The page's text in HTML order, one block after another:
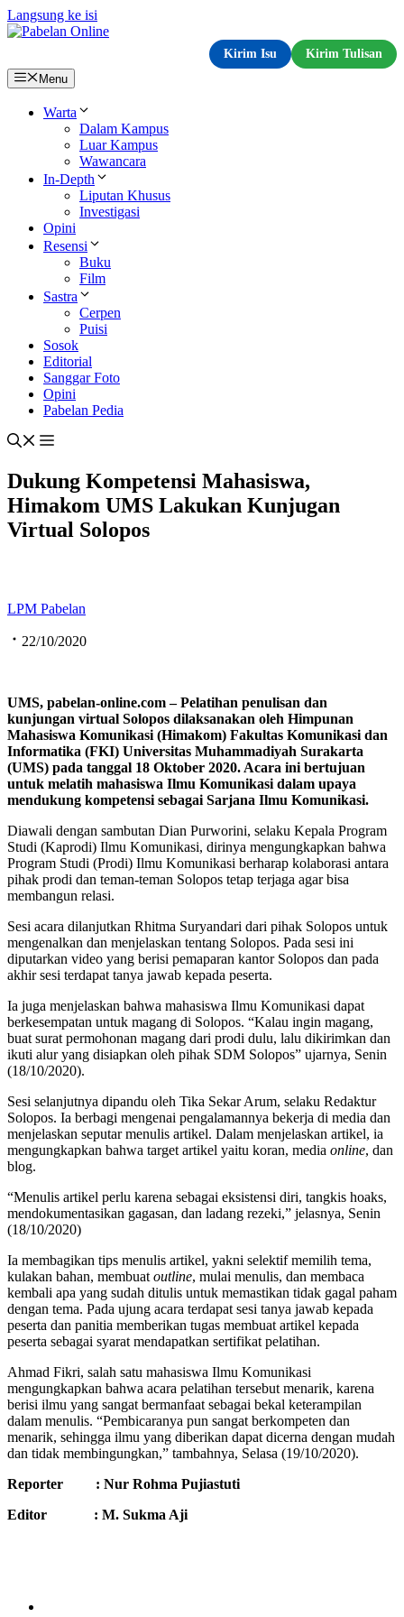
Langsung ke isi
Kirim Isu
Kirim Tulisan
Menu
Warta
Dalam Kampus
Luar Kampus
Wawancara
In-Depth
Liputan Khusus
Investigasi
Opini
Resensi
Buku
Film
Sastra
Cerpen
Puisi
Sosok
Editorial
Sanggar Foto
Opini
Pabelan Pedia
Dukung Kompetensi Mahasiswa,
Himakom UMS Lakukan Kunjugan
Virtual Solopos
LPM Pabelan
22/10/2020
UMS, pabelan-online.com – Pelatihan penulisan dan
kunjungan virtual Solopos dilaksanakan oleh Himpunan
Mahasiswa Komunikasi (Himakom) Fakultas Komunikasi dan
Informatika (FKI) Universitas Muhammadiyah Surakarta
(UMS) pada tanggal 18 Oktober 2020. Acara ini bertujuan
untuk melatih mahasiswa Ilmu Komunikasi dalam upaya
mendukung kompetensi sebagai Sarjana Ilmu Komunikasi.
Diawali dengan sambutan Dian Purworini, selaku Kepala Program
Studi (Kaprodi) Ilmu Komunikasi, dirinya mengungkapkan bahwa
Program Studi (Prodi) Ilmu Komunikasi berharap kolaborasi antara
pihak prodi dan teman-teman Solopos tetap terjaga agar bisa
membangun relasi.
Sesi acara dilanjutkan Rhitma Suryandari dari pihak Solopos untuk
mengenalkan dan menjelaskan tentang Solopos. Pada sesi ini
diputarkan video yang berisi pemaparan kantor Solopos dan pada
akhir sesi terdapat tanya jawab kepada peserta.
Ia juga menjelaskan bahwa mahasiswa Ilmu Komunikasi dapat
berkesempatan untuk magang di Solopos. “Kalau ingin magang,
buat surat permohonan magang dari prodi dulu, lalu dikirimkan dan
ikuti alur yang disiapkan oleh pihak SDM Solopos” ujarnya, Senin
(18/10/2020).
Sesi selanjutnya dipandu oleh Tika Sekar Arum, selaku Redaktur
Solopos. Ia berbagi mengenai pengalamannya bekerja di media dan
menjelaskan seputar menulis artikel. Dalam menjelaskan artikel, ia
mengungkapkan bahwa target artikel yaitu koran, media online, dan
blog.
“Menulis artikel perlu karena sebagai eksistensi diri, tangkis hoaks,
mendokumentasikan gagasan, dan ladang rezeki,” jelasnya, Senin
(18/10/2020)
Ia membagikan tips menulis artikel, yakni selektif memilih tema,
kulakan bahan, membuat outline, mulai menulis, dan membaca
kembali apa yang sudah ditulis untuk memastikan tidak gagal paham
dengan tema. Pada ujung acara terdapat sesi tanya jawab kepada
peserta dan panitia memberikan tugas membuat artikel kepada
peserta sebagai syarat mendapatkan sertifikat pelatihan.
Ahmad Fikri, salah satu mahasiswa Ilmu Komunikasi
mengungkapkan bahwa acara pelatihan tersebut menarik, karena
berisi ilmu yang sangat bermanfaat sebagai bekal keterampilan
dalam menulis. “Pembicaranya pun sangat berkompeten dan
menarik, sehingga ilmu yang diberikan dapat dicerna dengan mudah
dan tidak membingungkan,” tambahnya, Selasa (19/10/2020).
Reporter : Nur Rohma Pujiastuti
Editor : M. Sukma Aji